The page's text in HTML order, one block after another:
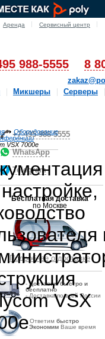
Аренда Сервисный центр
988-5555 8
Микшеры
Серверы
+7-495-988-5555
WhatsApp
Telegram
Бесплатная доставка
по Москве
Подробнее о доставке
-Доставим быстро и
бесплатно
- Доставка по всей России
- Ответим быстро
-Экономим Ваше время
Оборудование
VSX 7000e
VSX